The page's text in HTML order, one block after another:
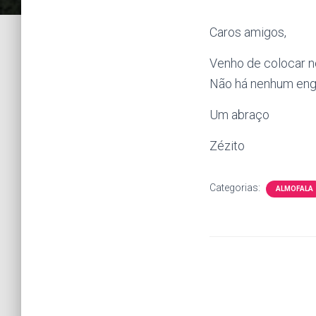
Caros amigos,
Venho de colocar
Não há nenhum
Um abraço
Zézito
Categorias: ALMOFALA